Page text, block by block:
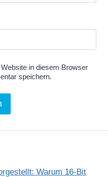
in diesem Browser
speichern.
Warum 16-Bit